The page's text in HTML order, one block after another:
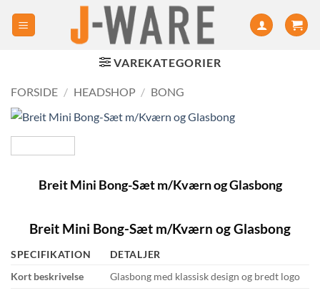
VAREKATEGORIER
FORSIDE / HEADSHOP / BONG
Breit Mini Bong-Sæt m/Kværn og Glasbong
Breit Mini Bong-Sæt m/Kværn og Glasbong
SPECIFIKATION
DETALJER
Kort beskrivelse
Glasbong med klassisk design og bredt logo